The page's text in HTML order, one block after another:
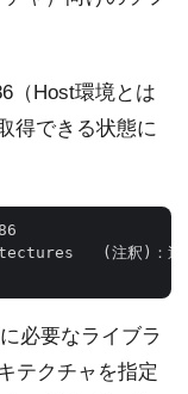
（Host環境とは
得できる状態に
(注釈)：追加ア
必要なライブラ
テクチャを指定